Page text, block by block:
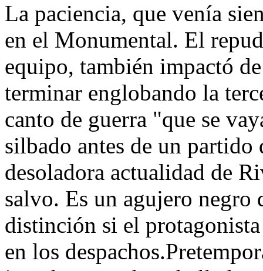
La paciencia, que venía
en el Monumental. El
equipo, también impactó
terminar englobando la
canto de guerra "que se
silbado antes de un
desoladora actualidad de
salvo. Es un agujero negro
distinción si el
en los